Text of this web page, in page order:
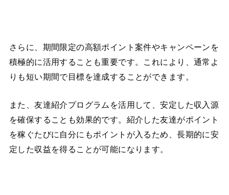
さらに、期間限定の高額ポイント案件やキャンペーンを
積極的に活用することも重要です。これにより、通常よ
りも短い期間で目標を達成することができます。
また、友達紹介プログラムを活用して、安定した収入源
を確保することも効果的です。紹介した友達がポイント
を稼ぐたびに自分にもポイントが入るため、長期的に安
定した収益を得ることが可能になります。